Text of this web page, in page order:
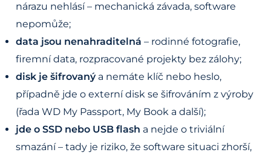
nárazu nehlásí – mechanická závada, software
nepomůže;
data jsou nenahraditelná – rodinné fotografie,
firemní data, rozpracované projekty bez zálohy;
disk je šifrovanýa nemáte klíč nebo heslo,
případně jde o externí disk se šifrováním z výroby
(řada WD My Passport, My Book a další);
jde o SSD nebo USB flash a nejde o triviální
smazání – tady je riziko, že software situaci zhorší,